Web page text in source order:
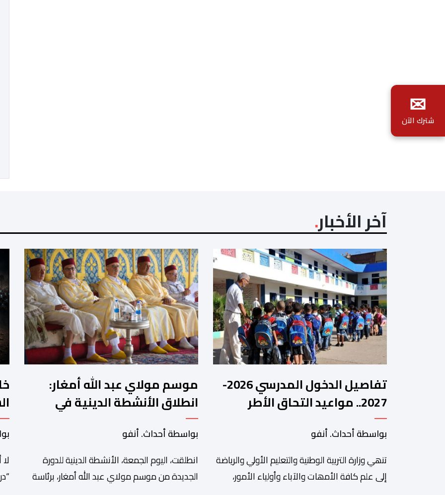
آخر الأخبار
تفاصيل الدخول المدرسي 2026-
2027.. مواعيد التحاق الأطر
والتلاميذ بالمؤسسات التعليمية
بواسطة أحداث. أنفو
تنھي وزارة التربیة الوطنیة والتعلیم الأولي والریاضة
إلى علم كافة الأمھات والآباء وأولیاء الأمور،
موسم مولاي عبد الله أمغار:
انطلاق الأنشطة الدينية في
أجواء من الخشوع الروحي
بواسطة أحداث. أنفو
انطلقت، اليوم الجمعة، الأنشطة الدينية للدورة
الجديدة من موسم مولاي عبد الله أمغار، برئاسة
✉
شترك الآن